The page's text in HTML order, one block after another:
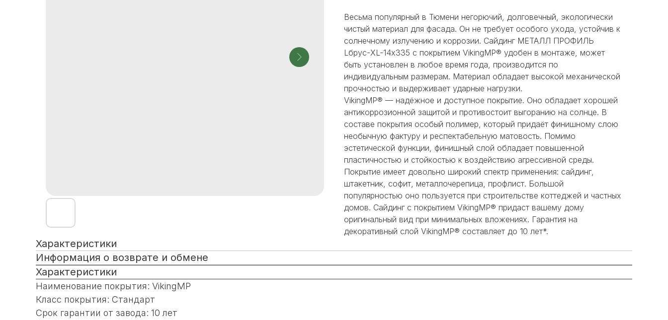
Весьма популярный в Тюмени негорючий, долговечный, экологически
чистый материал для фасада. Он не требует особого ухода, устойчив к
солнечному излучению и коррозии. Сайдинг МЕТАЛЛ ПРОФИЛЬ
Lбрус-XL-14х335 с покрытием VikingMP® удобен в монтаже, может
быть установлен в любое время года, производится по
индивидуальным размерам. Материал обладает высокой механической
прочностью и выдерживает ударные нагрузки.
VikingMP® — надёжное и доступное покрытие. Оно обладает хорошей
антикоррозионной защитой и противостоит выгоранию на солнце. В
составе покрытия особый полимер, который придаёт финишному слою
необычную фактуру и респектабельную матовость. Помимо
эстетической функции, финишный слой обладает повышенной
пластичностью и стойкостью к воздействию агрессивной среды.
Покрытие имеет довольно широкий спектр применения: сайдинг,
штакетник, софит, металлочерепица, профлист. Большой
популярностью оно пользуется при строительстве коттеджей и частных
домов. Сайдинг с покрытием VikingMP® придаст вашему дому
оригинальный вид при минимальных вложениях. Гарантия на
декоративный слой VikingMP® составляет до 10 лет*.
Характеристики
Информация о возврате и обмене
Характеристики
Наименование покрытия: VikingMP
Класс покрытия: Стандарт
Срок гарантии от завода: 10 лет